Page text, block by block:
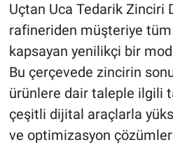
Uçtan Uca Tedarik Zinciri
rafineriden müşteriye
kapsayan yenilikçi bir
Bu çerçevede zincirin
ürünlere dair taleple ilgili
çeşitli dijital araçlarla
ve optimizasyon